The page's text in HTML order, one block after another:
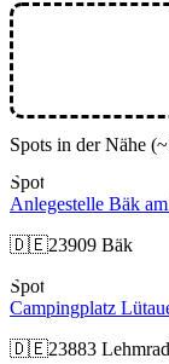
Spots in der Nähe
Spot
Anlegestelle Bäk
🇩🇪23909 Bäk
Spot
Campingplatz
🇩🇪23883